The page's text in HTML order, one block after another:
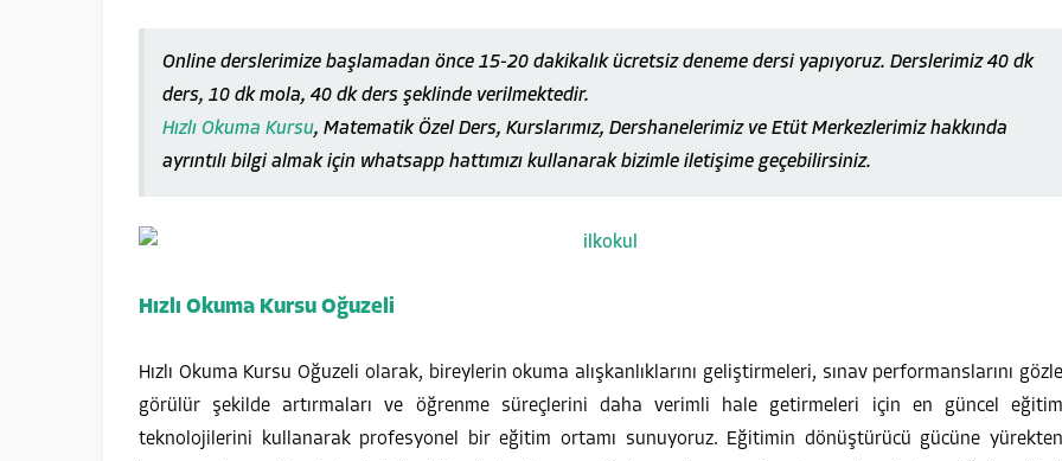
Online derslerimize başlamadan önce 15-20 dakikalık ücretsiz deneme dersi yapıyoruz. Derslerimiz 40 dk
ders, 10 dk mola, 40 dk ders şeklinde verilmektedir.
Hızlı Okuma Kursu, Matematik Özel Ders, Kurslarımız, Dershanelerimiz ve Etüt Merkezlerimiz hakkında
ayrıntılı bilgi almak için whatsapp hattımızı kullanarak bizimle iletişime geçebilirsiniz.
Hızlı Okuma Kursu Oğuzeli
Hızlı Okuma Kursu Oğuzeli olarak, bireylerin okuma alışkanlıklarını geliştirmeleri, sınav performanslarını gözle
görülür şekilde artırmaları ve öğrenme süreçlerini daha verimli hale getirmeleri için en güncel eğitim
teknolojilerini kullanarak profesyonel bir eğitim ortamı sunuyoruz. Eğitimin dönüştürücü gücüne yürekten